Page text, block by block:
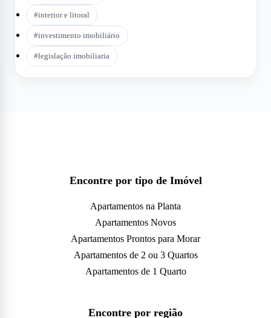
#interior e litoral
#investimento imobiliário
#legislação imobiliaria
Encontre por tipo de Imóvel
Apartamentos na Planta
Apartamentos Novos
Apartamentos Prontos para Morar
Apartamentos de 2 ou 3 Quartos
Apartamentos de 1 Quarto
Encontre por região